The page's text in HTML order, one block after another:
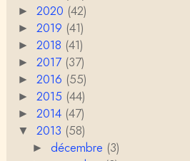
Porteuses d'eau. Là les
servir à quelque chose
Christophe Darmangeat
C'est peut-être là où il
u'on appelle le genre,
Anonymous
Je pense que VB a raison,
disparition du genre dont
► 2020 (42)
► 2019 (41)
► 2018 (41)
► 2017 (37)
► 2016 (55)
► 2015 (44)
► 2014 (47)
▼ 2013 (58)
► décembre (3)